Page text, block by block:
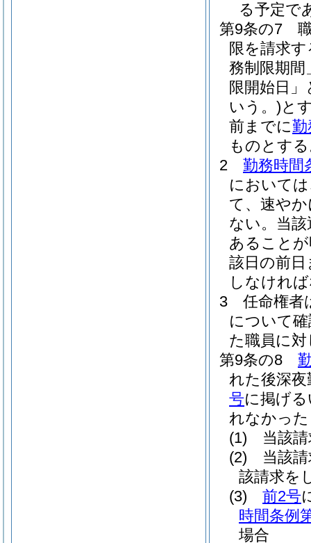
る予定で
第9条の7
限を請求
務制限期
限開始日
いう。)と
前までに勤
ものとす
2
勤務時間
において
て、速や
ない。 当
あること
該日の前
しなけれ
3
任命権者
について
た職員に
第9条の8
れた後深
号に掲げ
れなかっ
(1)
当該
(2)
当該
該請求を
(3)
前2号
時間条例
場合